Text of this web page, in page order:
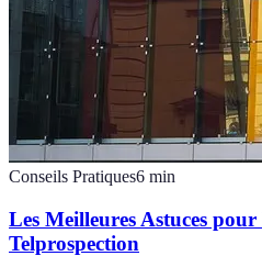
Conseils Pratiques6 min
Les Meilleures Astuces
Telprospection